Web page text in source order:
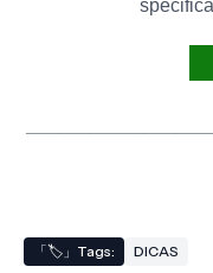
「🏷️」Tags: DICAS